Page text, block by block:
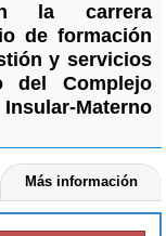
la carrera
de formación
y servicios
del Complejo
Materno
Más información